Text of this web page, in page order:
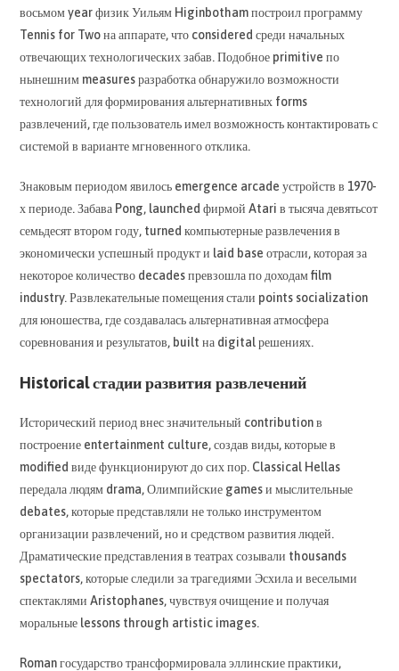
восьмом year физик Уильям Higinbotham построил программу
Tennis for Two на аппарате, что considered среди начальных
отвечающих технологических забав. Подобное primitive по
нынешним measures разработка обнаружило возможности
технологий для формирования альтернативных forms
развлечений, где пользователь имел возможность контактировать с
системой в варианте мгновенного отклика.
Знаковым периодом явилось emergence arcade устройств в 1970-
х периоде. Забава Pong, launched фирмой Atari в тысяча девятьсот
семьдесят втором году, turned компьютерные развлечения в
экономически успешный продукт и laid base отрасли, которая за
некоторое количество decades превзошла по доходам film
industry. Развлекательные помещения стали points socialization
для юношества, где создавалась альтернативная атмосфера
соревнования и результатов, built на digital решениях.
Historical стадии развития развлечений
Исторический период внес значительный contribution в
построение entertainment culture, создав виды, которые в
modified виде функционируют до сих пор. Classical Hellas
передала людям drama, Олимпийские games и мыслительные
debates, которые представляли не только инструментом
организации развлечений, но и средством развития людей.
Драматические представления в театрах созывали thousands
spectators, которые следили за трагедиями Эсхила и веселыми
спектаклями Aristophanes, чувствуя очищение и получая
моральные lessons through artistic images.
Roman государство трансформировала эллинские практики,